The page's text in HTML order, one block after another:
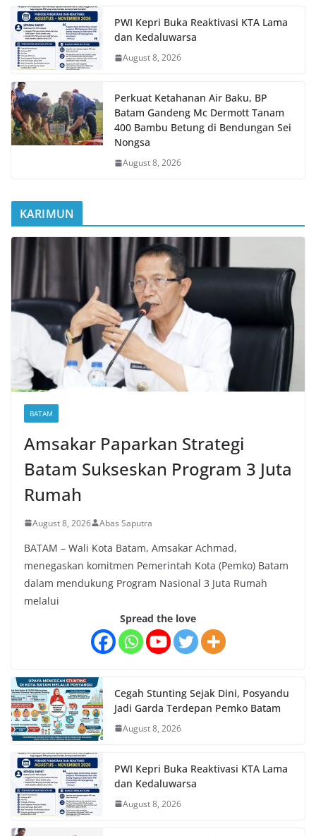
PWI Kepri Buka Reaktivasi KTA Lama
dan Kedaluwarsa
August 8, 2026
Perkuat Ketahanan Air Baku, BP
Batam Gandeng Mc Dermott Tanam
400 Bambu Betung di Bendungan Sei
Nongsa
August 8, 2026
KARIMUN
BATAM
Amsakar Paparkan Strategi
Batam Sukseskan Program 3 Juta
Rumah
August 8, 2026 Abas Saputra
BATAM – Wali Kota Batam, Amsakar Achmad,
menegaskan komitmen Pemerintah Kota (Pemko) Batam
dalam mendukung Program Nasional 3 Juta Rumah
melalui
Spread the love
Cegah Stunting Sejak Dini, Posyandu
Jadi Garda Terdepan Pemko Batam
August 8, 2026
PWI Kepri Buka Reaktivasi KTA Lama
dan Kedaluwarsa
August 8, 2026